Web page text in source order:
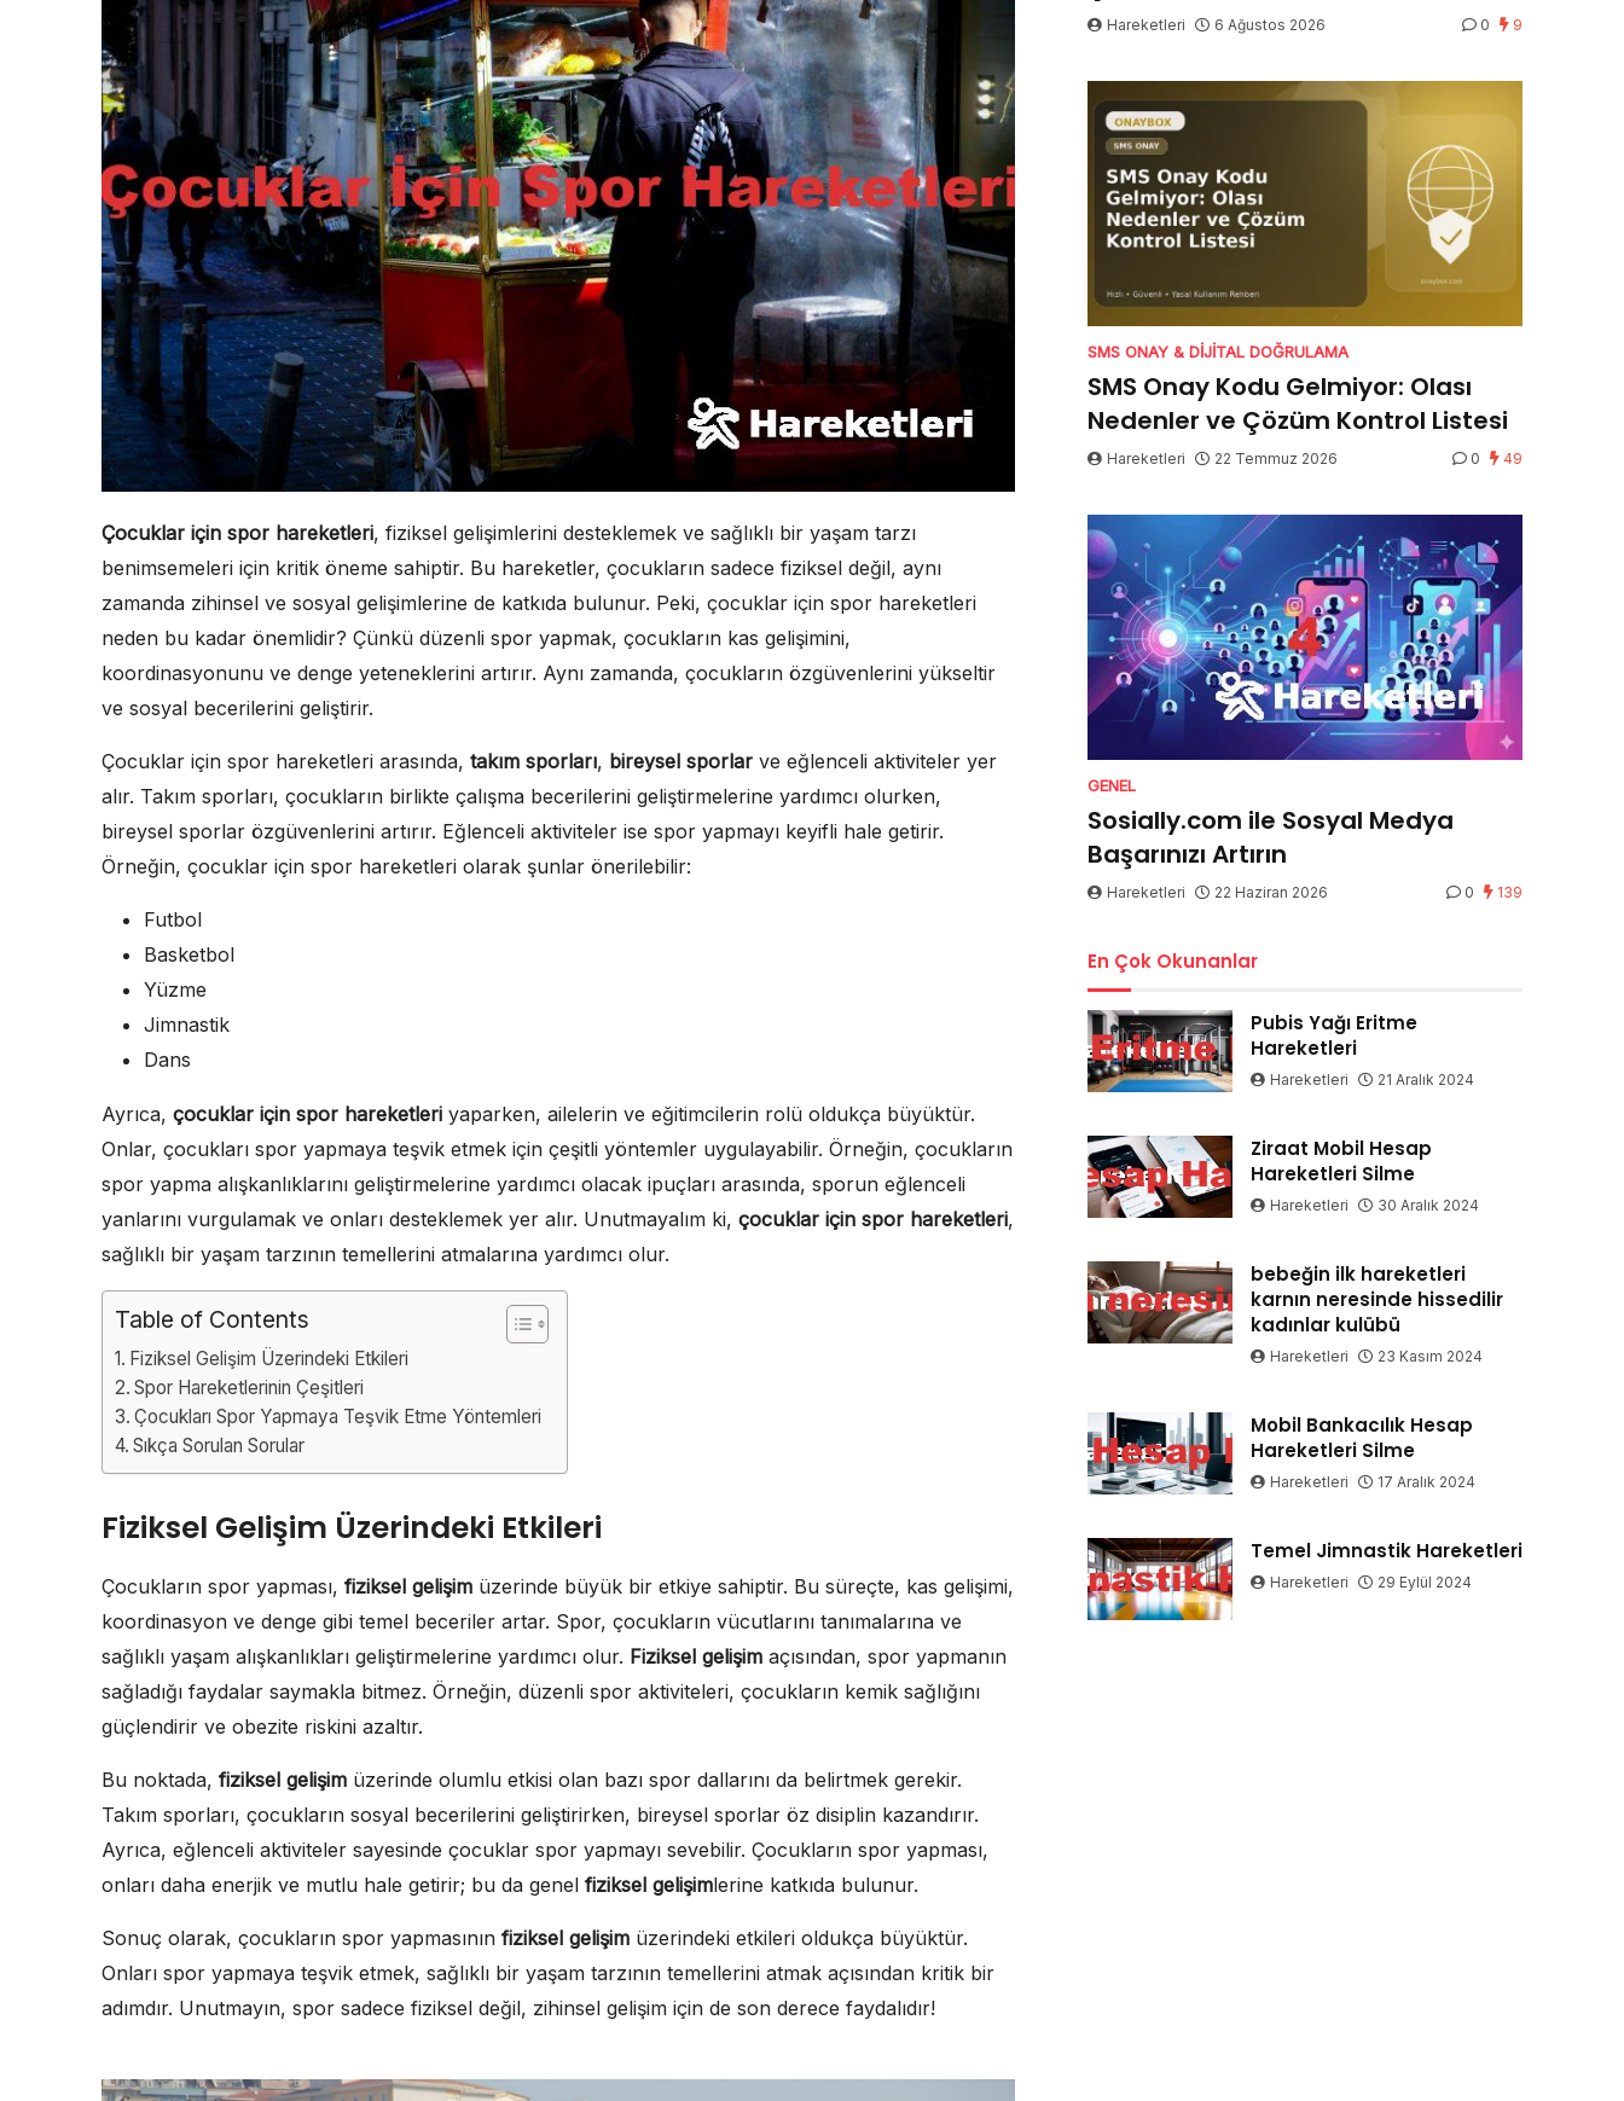
Çocuklar için spor hareketleri, fiziksel gelişimlerini desteklemek ve sağlıklı bir yaşam tarzı
benimsemeleri için kritik öneme sahiptir. Bu hareketler, çocukların sadece fiziksel değil, aynı
zamanda zihinsel ve sosyal gelişimlerine de katkıda bulunur. Peki, çocuklar için spor hareketleri
neden bu kadar önemlidir? Çünkü düzenli spor yapmak, çocukların kas gelişimini,
koordinasyonunu ve denge yeteneklerini artırır. Aynı zamanda, çocukların özgüvenlerini yükseltir
ve sosyal becerilerini geliştirir.
Çocuklar için spor hareketleri arasında, takım sporları, bireysel sporlar ve eğlenceli aktiviteler yer
alır. Takım sporları, çocukların birlikte çalışma becerilerini geliştirmelerine yardımcı olurken,
bireysel sporlar özgüvenlerini artırır. Eğlenceli aktiviteler ise spor yapmayı keyifli hale getirir.
Örneğin, çocuklar için spor hareketleri olarak şunlar önerilebilir:
Futbol
Basketbol
Yüzme
Jimnastik
Dans
Ayrıca, çocuklar için spor hareketleri yaparken, ailelerin ve eğitimcilerin rolü oldukça büyüktür.
Onlar, çocukları spor yapmaya teşvik etmek için çeşitli yöntemler uygulayabilir. Örneğin, çocukların
spor yapma alışkanlıklarını geliştirmelerine yardımcı olacak ipuçları arasında, sporun eğlenceli
yanlarını vurgulamak ve onları desteklemek yer alır. Unutmayalım ki, çocuklar için spor hareketleri,
sağlıklı bir yaşam tarzının temellerini atmalarına yardımcı olur.
Table of Contents
Fiziksel Gelişim Üzerindeki Etkileri
Spor Hareketlerinin Çeşitleri
Çocukları Spor Yapmaya Teşvik Etme Yöntemleri
Sıkça Sorulan Sorular
Fiziksel Gelişim Üzerindeki Etkileri
Çocukların spor yapması, fiziksel gelişim üzerinde büyük bir etkiye sahiptir. Bu süreçte, kas gelişimi,
koordinasyon ve denge gibi temel beceriler artar. Spor, çocukların vücutlarını tanımalarına ve
sağlıklı yaşam alışkanlıkları geliştirmelerine yardımcı olur. Fiziksel gelişim açısından, spor yapmanın
sağladığı faydalar saymakla bitmez. Örneğin, düzenli spor aktiviteleri, çocukların kemik sağlığını
güçlendirir ve obezite riskini azaltır.
Bu noktada, fiziksel gelişim üzerinde olumlu etkisi olan bazı spor dallarını da belirtmek gerekir.
Takım sporları, çocukların sosyal becerilerini geliştirirken, bireysel sporlar öz disiplin kazandırır.
Ayrıca, eğlenceli aktiviteler sayesinde çocuklar spor yapmayı sevebilir. Çocukların spor yapması,
onları daha enerjik ve mutlu hale getirir; bu da genel fiziksel gelişimlerine katkıda bulunur.
Sonuç olarak, çocukların spor yapmasının fiziksel gelişim üzerindeki etkileri oldukça büyüktür.
Onları spor yapmaya teşvik etmek, sağlıklı bir yaşam tarzının temellerini atmak açısından kritik bir
adımdır. Unutmayın, spor sadece fiziksel değil, zihinsel gelişim için de son derece faydalıdır!
Hareketleri 6 Ağustos 2026 0 9
SMS ONAY & DIJITAL DOĞRULAMA
SMS Onay Kodu Gelmiyor: Olası
Nedenler ve Çözüm Kontrol Listesi
Hareketleri 22 Temmuz 2026 0 49
GENEL
Sosially.com ile Sosyal Medya
Başarınızı Artırın
Hareketleri 22 Haziran 2026 0 139
En Çok Okunanlar
Pubis Yağı Eritme
Hareketleri
Hareketleri 21 Aralık 2024
Ziraat Mobil Hesap
Hareketleri Silme
Hareketleri 30 Aralık 2024
bebeğin ilk hareketleri
karnın neresinde hissedilir
kadınlar kulübü
Hareketleri 23 Kasım 2024
Mobil Bankacılık Hesap
Hareketleri Silme
Hareketleri 17 Aralık 2024
Temel Jimnastik Hareketleri
Hareketleri 29 Eylül 2024